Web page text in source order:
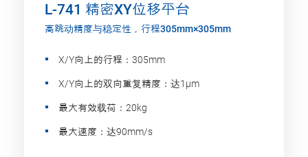
L-741 精密XY位移平台
高跳动精度与稳定性，行程305mm×305mm
X/Y向上的行程：305mm
X/Y向上的双向重复精度：达1µm
最大有效载荷：20kg
最大速度：达90mm/s